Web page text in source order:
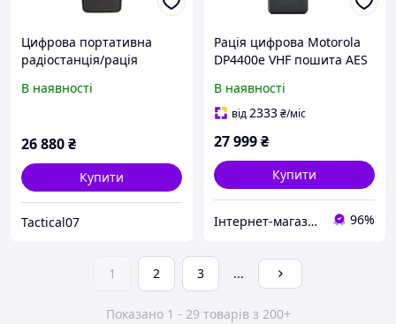
Цифрова портативна
радіостанція/рація
W, LKP, AES-256
В наявності
26 880₴
Купити
Tactical07
Рація цифрова Motorola
DP4400е VHF пошита AES
В наявності
від2333₴/міс
27 999₴
Купити
Інтернет-магазин «Sale Zone» 96%
1 2 3 ...
Показано 1 - 29 товарів з 200+